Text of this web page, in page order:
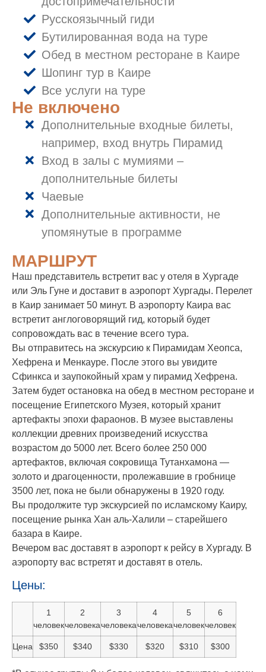
Русскоязычный гиди
Бутилированная вода на туре
Обед в местном ресторане в Каире
Шопинг тур в Каире
Все услуги на туре
Не включено
Дополнительные входные билеты,
например, вход внутрь Пирамид
Вход в залы с мумиями –
дополнительные билеты
Чаевые
Дополнительные активности, не
упомянутые в программе
МАРШРУТ
Наш представитель встретит вас у отеля в Хургаде
или Эль Гуне и доставит в аэропорт Хургады. Перелет
в Каир занимает 50 минут. В аэропорту Каира вас
встретит англоговорящий гид, который будет
сопровождать вас в течение всего тура.
Вы отправитесь на экскурсию к Пирамидам Хеопса,
Хефрена и Менкауре. После этого вы увидите
Сфинкса и заупокойный храм у пирамид Хефрена.
Затем будет остановка на обед в местном ресторане и
посещение Египетского Музея, который хранит
артефакты эпохи фараонов. В музее выставлены
коллекции древних произведений искусства
возрастом до 5000 лет. Всего более 250 000
артефактов, включая сокровища Тутанхамона —
золото и драгоценности, пролежавшие в гробнице
3500 лет, пока не были обнаружены в 1920 году.
Вы продолжите тур экскурсией по исламскому Каиру,
посещение рынка Хан аль-Халили – старейшего
базара в Каире.
Вечером вас доставят в аэропорт к рейсу в Хургаду. В
аэропорту вас встретят и доставят в отель.
Цены:
1
человек
2
человека
3
человека
4
человека
5
человек
6
человек
Цена $350 $340 $330 $320 $310 $300